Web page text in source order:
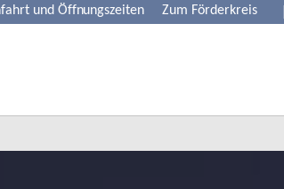
und Öffnungszeiten Zum Förderkreis